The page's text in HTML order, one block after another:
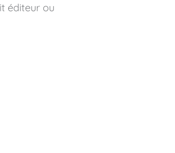
éditeur ou